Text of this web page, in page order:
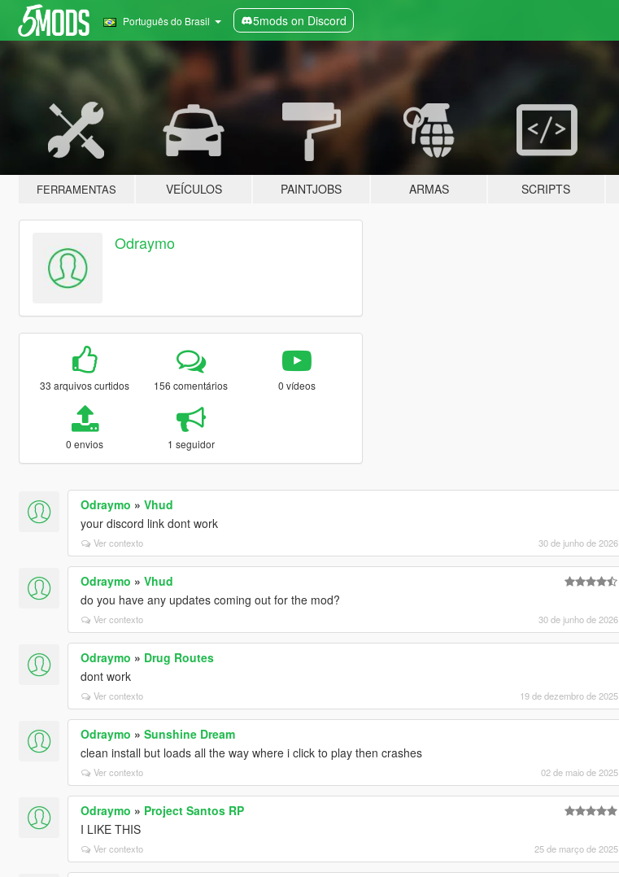
Português do Brasil 5mods on Discord
FERRAMENTAS VEÍCULOS PAINTJOBS ARMAS SCRIPTS
Odraymo
33 arquivos curtidos 156 comentários 0 vídeos
0 envios 1 seguidor
Odraymo » Vhud
your discord link dont work
Ver contexto 30 de junho de 2026
Odraymo » Vhud
do you have any updates coming out for the mod?
Ver contexto 30 de junho de 2026
Odraymo » Drug Routes
dont work
Ver contexto 19 de dezembro de 2025
Odraymo » Sunshine Dream
clean install but loads all the way where i click to play then crashes
Ver contexto 02 de maio de 2025
Odraymo » Project Santos RP
I LIKE THIS
Ver contexto 25 de março de 2025